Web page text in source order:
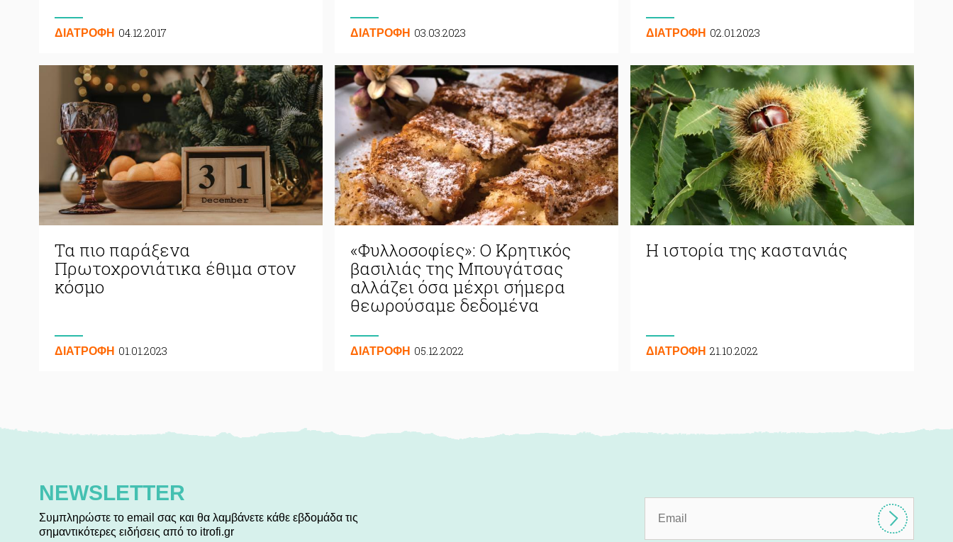
ΔΙΑΤΡΟΦΗ 04.12.2017 ΔΙΑΤΡΟΦΗ 03.03.2023 ΔΙΑΤΡΟΦΗ 02.01.2023
Τα πιο παράξενα
Πρωτοχρονιάτικα έθιμα στον
κόσμο
ΔΙΑΤΡΟΦΗ 01.01.2023
«Φυλλοσοφίες»: Ο Κρητικός
βασιλιάς της Μπουγάτσας
αλλάζει όσα μέχρι σήμερα
θεωρούσαμε δεδομένα
ΔΙΑΤΡΟΦΗ 05.12.2022
Η ιστορία της καστανιάς
ΔΙΑΤΡΟΦΗ 21.10.2022
NEWSLETTER
Συμπληρώστε το email σας και θα λαμβάνετε κάθε εβδομάδα τις
σημαντικότερες ειδήσεις από το itrofi.gr